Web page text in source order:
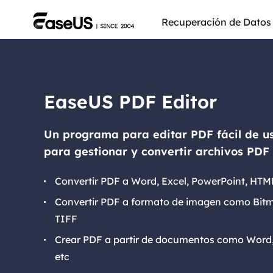
Recuperación de Datos
Más
EaseUS PDF Editor
Un programa para editar PDF fácil de
para gestionar y convertir archivos PDF
Convertir PDF a Word, Excel, PowerPoint,
Convertir PDF a formato de imagen como
TIFF
Crear PDF a partir de documentos como
etc